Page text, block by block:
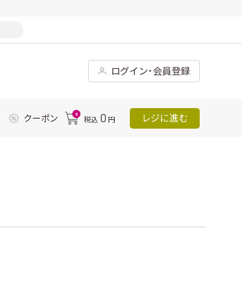
ログイン･会員登録
クーポン 0
税込 0 円 レジに進む